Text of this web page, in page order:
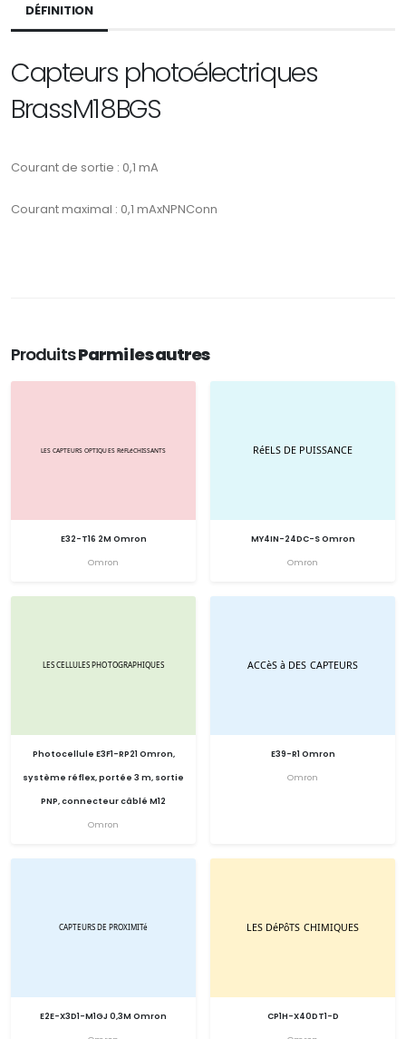
DÉFINITION
Capteurs photoélectriques
BrassM18BGS
Courant de sortie : 0,1 mA
Courant maximal : 0,1 mAxNPNConn
ProduitsParmi les autres
E32-T16 2M Omron
Omron
MY4IN-24DC-S Omron
Omron
Photocellule E3F1-RP21 Omron,
système réflex, portée 3 m, sortie
PNP, connecteur câblé M12
Omron
E39-R1 Omron
Omron
E2E-X3D1-M1GJ 0,3M Omron
CP1H-X40DT1-D